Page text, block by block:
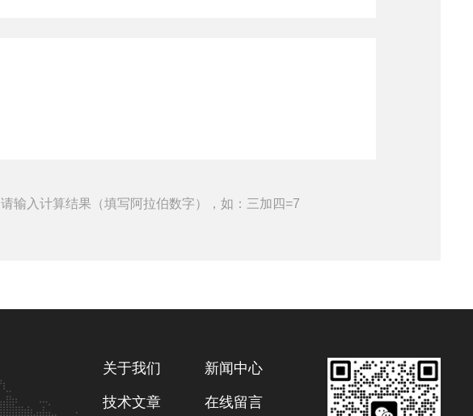
请输入计算结果（填写阿拉伯数字），如：三加四=7
关于我们 新闻中心
技术文章 在线留言